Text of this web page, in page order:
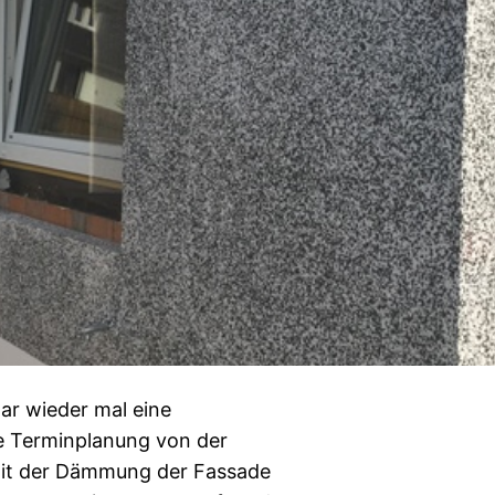
wieder mal eine
Terminplanung von der
der Dämmung der Fassade